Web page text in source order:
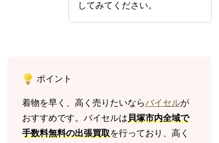
してみてください。
ポイント
着物を早く、高く売りたいならバイセルが
おすすめです。バイセルは貝塚市内全域で
手数料無料の出張買取を行っており、高く